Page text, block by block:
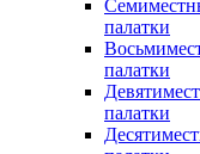
палатки
палатки
палатки